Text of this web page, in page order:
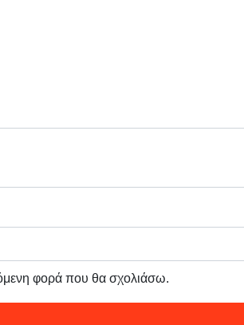
φορά που θα σχολιάσω.